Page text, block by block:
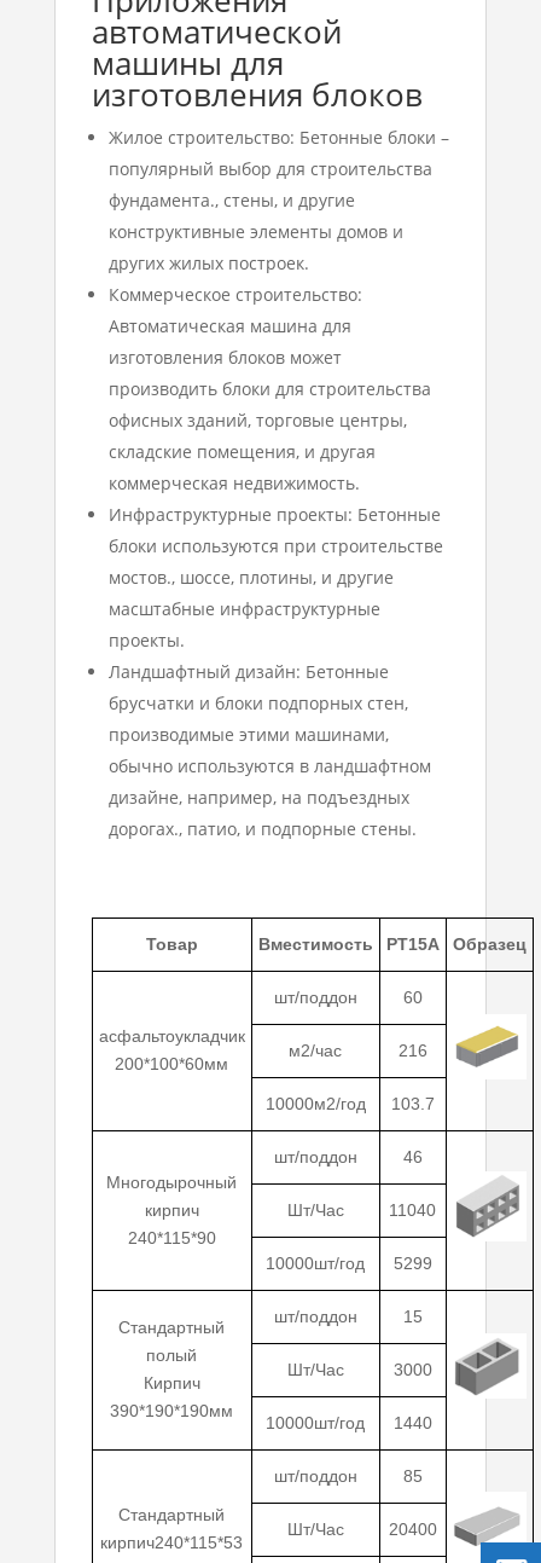
автоматической
машины для
изготовления блоков
Жилое строительство: Бетонные блоки –
популярный выбор для строительства
фундамента., стены, и другие
конструктивные элементы домов и
других жилых построек.
Коммерческое строительство:
Автоматическая машина для
изготовления блоков может
производить блоки для строительства
офисных зданий, торговые центры,
складские помещения, и другая
коммерческая недвижимость.
Инфраструктурные проекты: Бетонные
блоки используются при строительстве
мостов., шоссе, плотины, и другие
масштабные инфраструктурные
проекты.
Ландшафтный дизайн: Бетонные
брусчатки и блоки подпорных стен,
производимые этими машинами,
обычно используются в ландшафтном
дизайне, например, на подъездных
дорогах., патио, и подпорные стены.
Товар Вместимость РТ15А Образец
асфальтоукладчик
200*100*60мм
шт/поддон 60
м2/час 216
10000м2/год 103.7
Многодырочный
кирпич
240*115*90
шт/поддон 46
Шт/Час 11040
10000шт/год 5299
Стандартный
полый
Кирпич
390*190*190мм
шт/поддон 15
Шт/Час 3000
10000шт/год 1440
Стандартный
кирпич240*115*53
шт/поддон 85
Шт/Час 20400